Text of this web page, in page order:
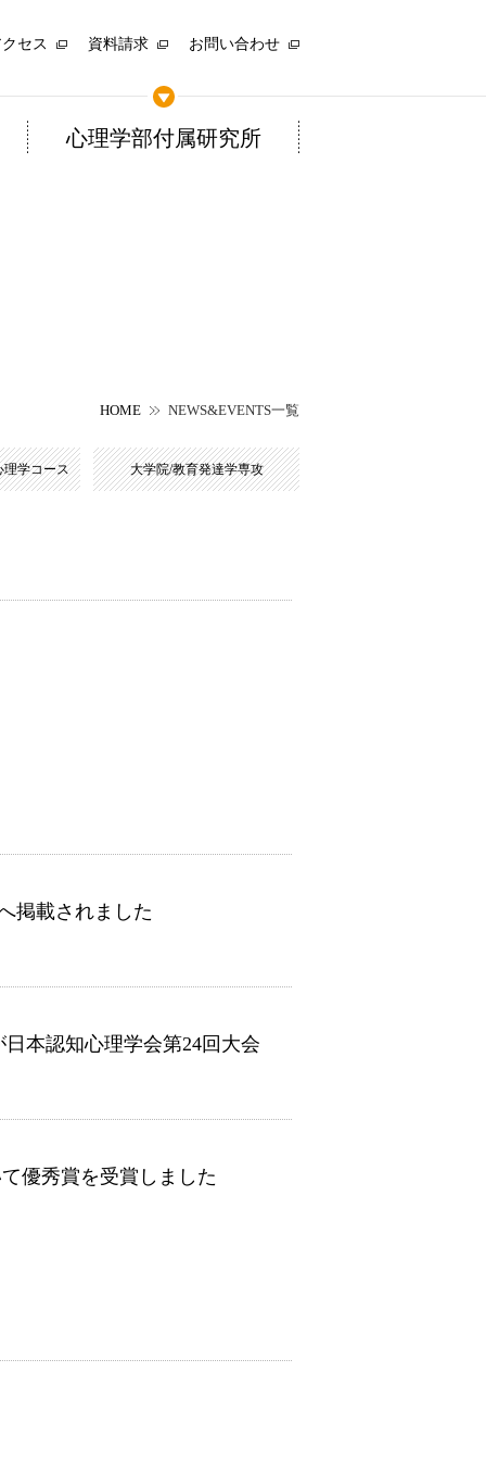
心理学部付属研究所
セス 資料請求 お問い合わせ
HOME NEWS&EVENTS一覧
理学コース 大学院/教育発達学専攻
掲載されました
本認知心理学会第24回大会
優秀賞を受賞しました